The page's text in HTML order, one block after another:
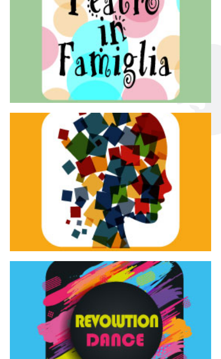
Teatro in famiglia
Teatro In Famiglia è una rassegna di teatro concepita
per far condividere e godere del teatro all’intera
famiglia.
Continua
Tracce dinamiche
Tracce Dinamiche è una rassegna di teatro
d’innovazione e sperimentale.
Continua
Revolution Dance
Rassegna di danza contemporanea – I Edizione